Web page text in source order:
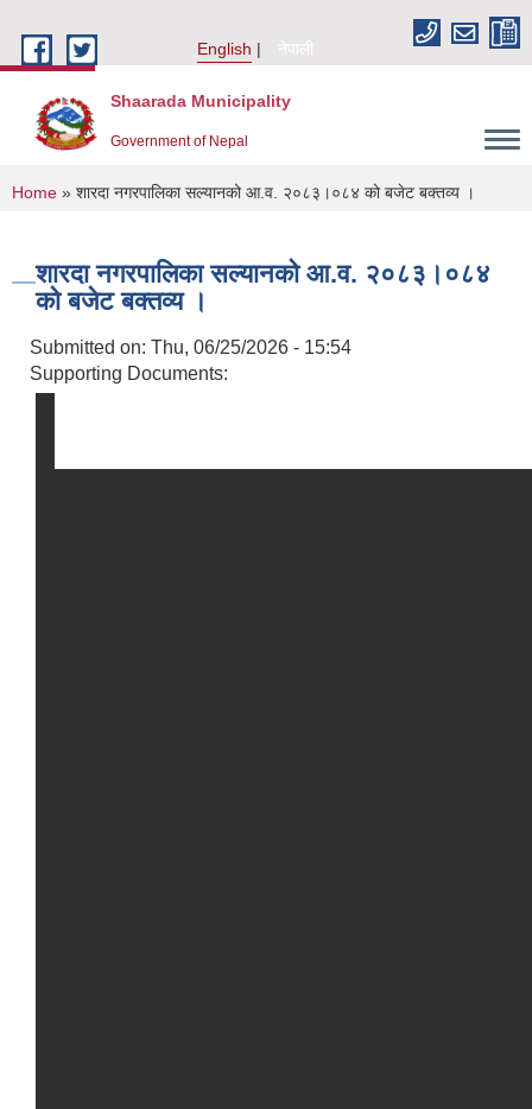
English
नेपाली
Shaarada Municipality
Government of Nepal
You are here
Home » शारदा नगरपालिका सल्यानको आ.व. २०८३।०८४ को बजेट बक्तव्य ।
शारदा नगरपालिका सल्यानको आ.व. २०८३।०८४
को बजेट बक्तव्य ।
Submitted on: Thu, 06/25/2026 - 15:54
Supporting Documents: